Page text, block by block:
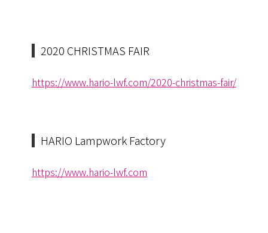
2020 CHRISTMAS FAIR
https://www.hario-lwf.com/2020-christmas-fair/
HARIO Lampwork Factory
https://www.hario-lwf.com